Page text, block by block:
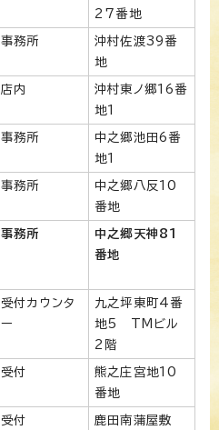
27番地
事務所
沖村佐渡39番
地
店内
沖村東ノ郷16番
地1
事務所
中之郷池田6番
地1
事務所
中之郷八反10
番地
事務所
中之郷天神81
番地
受付カウンタ
ー
九之坪東町4番
地5 TMビル
2階
受付
熊之庄宮地10
番地
受付
鹿田南蒲屋敷